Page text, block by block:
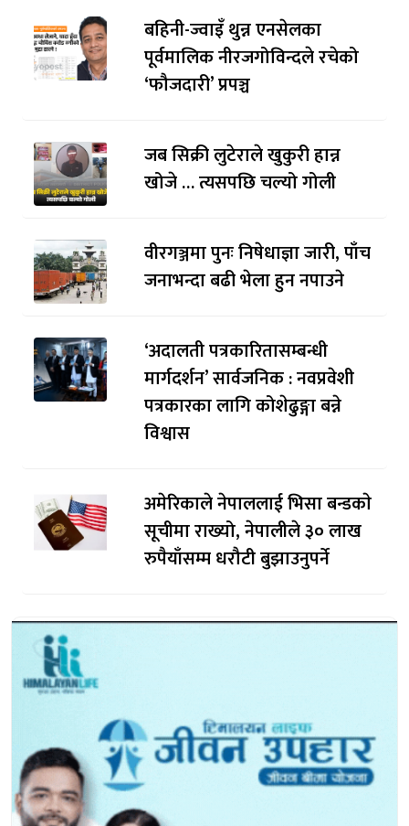
बहिनी-ज्वाइँ थुन्न एनसेलका
पूर्वमालिक नीरजगोविन्दले रचेको
‘फौजदारी’ प्रपञ्च
जब सिक्री लुटेराले खुकुरी हान्न
खोजे … त्यसपछि चल्यो गोली
वीरगञ्जमा पुनः निषेधाज्ञा जारी, पाँच
जनाभन्दा बढी भेला हुन नपाउने
‘अदालती पत्रकारितासम्बन्धी
मार्गदर्शन’ सार्वजनिक : नवप्रवेशी
पत्रकारका लागि कोशेढुङ्गा बन्ने
विश्वास
अमेरिकाले नेपाललाई भिसा बन्डकाे
सूचीमा राख्यो, नेपालीले ३० लाख
रुपैयाँसम्म धरौटी बुझाउनुपर्ने